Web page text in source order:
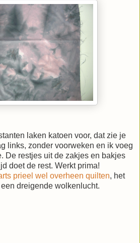
laken katoen voor, dat zie je
links, zonder voorweken en ik voeg
De restjes uit de zakjes en bakjes
doet de rest. Werkt prima!
prieel wel overheen quilten, het
dreigende wolkenlucht.